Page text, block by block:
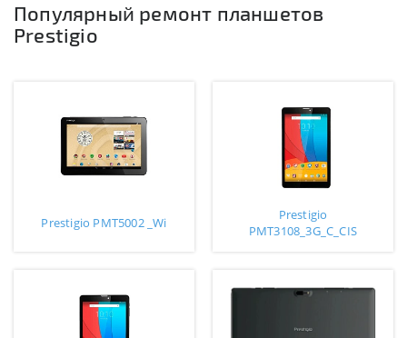
Популярный ремонт планшетов
Prestigio
Prestigio PMT5002 _Wi
Prestigio
PMT3108_3G_C_CIS